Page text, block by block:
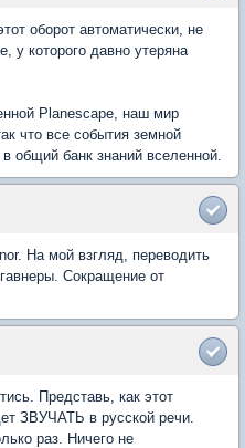
оборот автоматически, не
у которого давно утеряна
Planescape, наш мир
что все события земной
общий банк знаний вселенной.
На мой взгляд, переводить
Сокращение от
Представь, как этот
ЗВУЧАТЬ в русской речи.
раз. Ничего не